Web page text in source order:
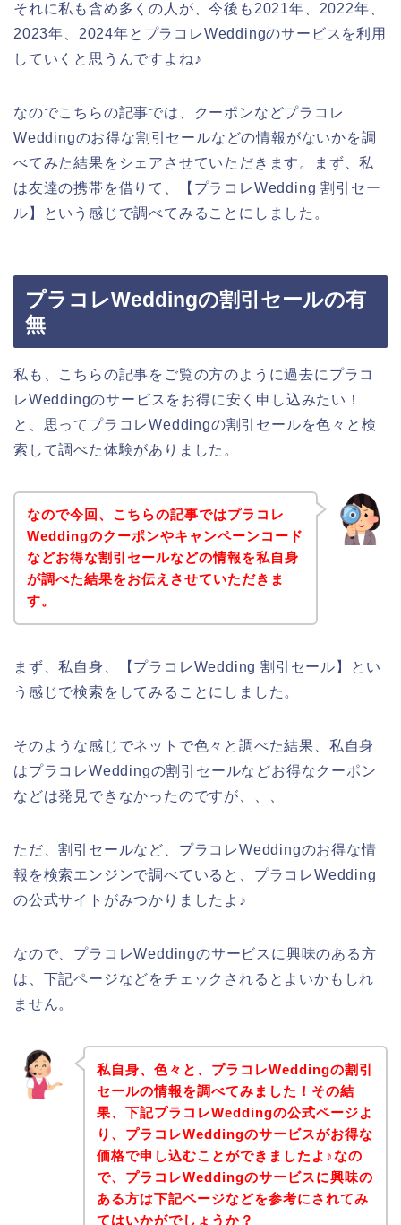
それに私も含め多くの人が、今後も2021年、2022年、
2023年、2024年とプラコレWeddingのサービスを利用
していくと思うんですよね♪
なのでこちらの記事では、クーポンなどプラコレ
Weddingのお得な割引セールなどの情報がないかを調
べてみた結果をシェアさせていただきます。まず、私
は友達の携帯を借りて、【プラコレWedding 割引セー
ル】という感じで調べてみることにしました。
プラコレWeddingの割引セールの有
無
私も、こちらの記事をご覧の方のように過去にプラコ
レWeddingのサービスをお得に安く申し込みたい！
と、思ってプラコレWeddingの割引セールを色々と検
索して調べた体験がありました。
なので今回、こちらの記事ではプラコレ
Weddingのクーポンやキャンペーンコード
などお得な割引セールなどの情報を私自身
が調べた結果をお伝えさせていただきま
す。
まず、私自身、【プラコレWedding 割引セール】とい
う感じで検索をしてみることにしました。
そのような感じでネットで色々と調べた結果、私自身
はプラコレWeddingの割引セールなどお得なクーポン
などは発見できなかったのですが、、、
ただ、割引セールなど、プラコレWeddingのお得な情
報を検索エンジンで調べていると、プラコレWedding
の公式サイトがみつかりましたよ♪
なので、プラコレWeddingのサービスに興味のある方
は、下記ページなどをチェックされるとよいかもしれ
ません。
私自身、色々と、プラコレWeddingの割引
セールの情報を調べてみました！その結
果、下記プラコレWeddingの公式ページよ
り、プラコレWeddingのサービスがお得な
価格で申し込むことができましたよ♪なの
で、プラコレWeddingのサービスに興味の
ある方は下記ページなどを参考にされてみ
てはいかがでしょうか？